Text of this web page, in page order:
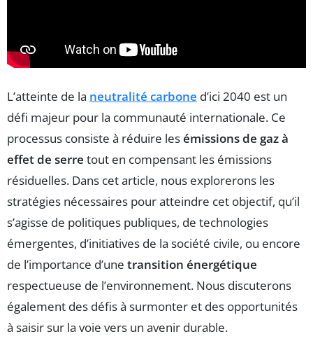
L’atteinte de la neutralité carbone d’ici 2040 est un
défi majeur pour la communauté internationale. Ce
processus consiste à réduire lesémissions de gaz à
effet de serre tout en compensant les émissions
résiduelles. Dans cet article, nous explorerons les
stratégies nécessaires pour atteindre cet objectif, qu’il
s’agisse de politiques publiques, de technologies
émergentes, d’initiatives de la société civile, ou encore
de l’importance d’une transition énergétique
respectueuse de l’environnement. Nous discuterons
également des défis à surmonter et des opportunités
à saisir sur la voie vers un avenir durable.